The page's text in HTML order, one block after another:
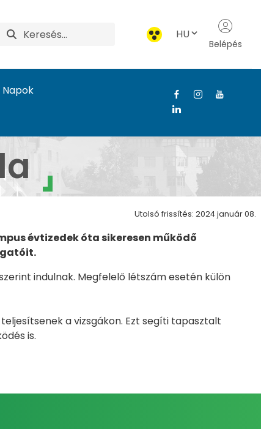
HU
Belépés
Napok
Utolsó frissítés: 2024 január 08.
évtizedek óta sikeresen működő
indulnak. Megfelelő létszám esetén külön
a vizsgákon. Ezt segíti tapasztalt
is.